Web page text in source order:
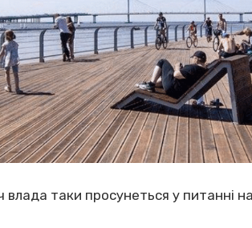
влада таки просунеться у питанні